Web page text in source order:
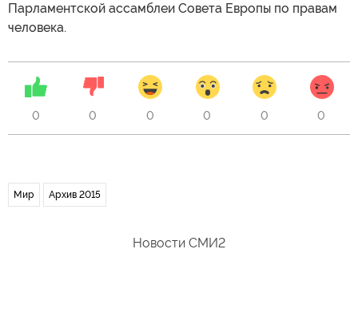
Парламентской ассамблеи Совета Европы по правам
человека.
0 0 0 0 0 0
Мир Архив 2015
Новости СМИ2